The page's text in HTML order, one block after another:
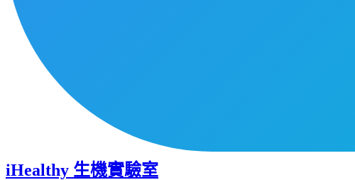
iHealthy 生機實驗室